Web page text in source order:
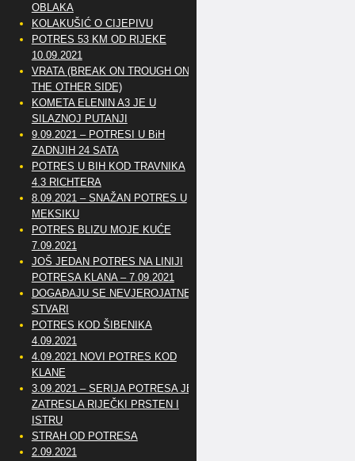
OBLAKA
KOLAKUŠIĆ O CIJEPIVU
POTRES 53 KM OD RIJEKE
10.09.2021
VRATA (BREAK ON TROUGH ON
THE OTHER SIDE)
KOMETA ELENIN A3 JE U
SILAZNOJ PUTANJI
9.09.2021 – POTRESI U BiH
ZADNJIH 24 SATA
POTRES U BIH KOD TRAVNIKA
4.3 RICHTERA
8.09.2021 – SNAŽAN POTRES U
MEKSIKU
POTRES BLIZU MOJE KUĆE
7.09.2021
JOŠ JEDAN POTRES NA LINIJI
POTRESA KLANA – 7.09.2021
DOGAĐAJU SE NEVJEROJATNE
STVARI
POTRES KOD ŠIBENIKA
4.09.2021
4.09.2021 NOVI POTRES KOD
KLANE
3.09.2021 – SERIJA POTRESA JE
ZATRESLA RIJEČKI PRSTEN I
ISTRU
STRAH OD POTRESA
2.09.2021